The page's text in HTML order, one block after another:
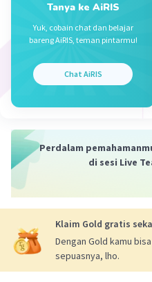
Beri Rating
Tanya ke AiRIS
Yuk, cobain chat dan belajar
bareng AiRIS, teman pintarmu!
Chat AiRIS
Perdalam
di sesi Live
Klaim Gold gratis
Dengan Gold kamu
sepuasnya, lho.